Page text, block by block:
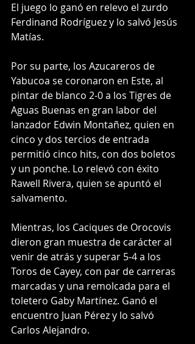
El juego lo ganó en relevo el zurdo
Ferdinand Rodríguez y lo salvó Jesús
Matías.
Por su parte, los Azucareros de
Yabucoa se coronaron en Este, al
pintar de blanco 2-0 a los Tigres de
Aguas Buenas en gran labor del
lanzador Edwin Montañez, quien en
cinco y dos tercios de entrada
permitió cinco hits, con dos boletos
y un ponche. Lo relevó con éxito
Rawell Rivera, quien se apuntó el
salvamento.
Mientras, los Caciques de Orocovis
dieron gran muestra de carácter al
venir de atrás y superar 5-4 a los
Toros de Cayey, con par de carreras
marcadas y una remolcada para el
toletero Gaby Martínez. Ganó el
encuentro Juan Pérez y lo salvó
Carlos Alejandro.